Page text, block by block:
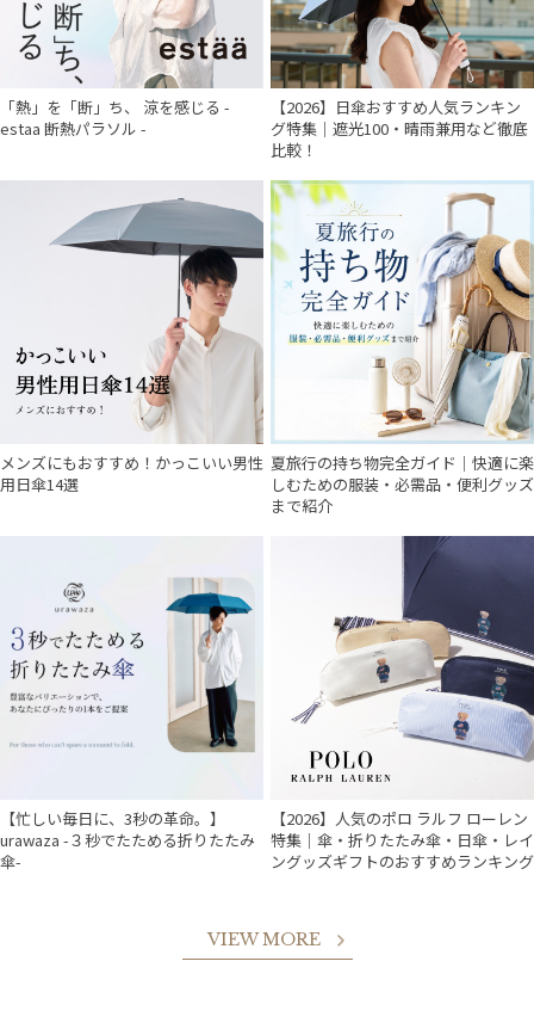
「熱」を「断」ち、 涼を感じる -
estaa 断熱パラソル -
【2026】日傘おすすめ人気ランキン
グ特集｜遮光100・晴雨兼用など徹底
比較！
メンズにもおすすめ！かっこいい男性
用日傘14選
夏旅行の持ち物完全ガイド｜快適に楽
しむための服装・必需品・便利グッズ
まで紹介
【忙しい毎日に、3秒の革命。】
urawaza -３秒でたためる折りたたみ
傘-
【2026】人気のポロ ラルフ ローレン
特集｜傘・折りたたみ傘・日傘・レイ
ングッズギフトのおすすめランキング
VIEW MORE